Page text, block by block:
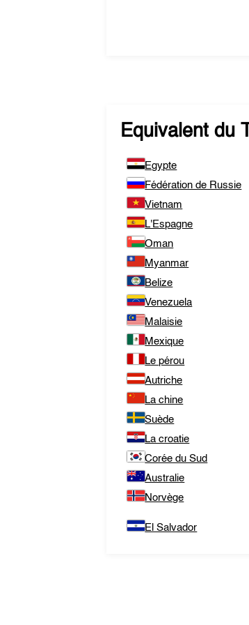
Equivalent du
Egypte
Fédération de Russie
Vietnam
L'Espagne
Oman
Myanmar
Belize
Venezuela
Malaisie
Mexique
Le pérou
Autriche
La chine
Suède
La croatie
Corée du Sud
Australie
Norvège
El Salvador